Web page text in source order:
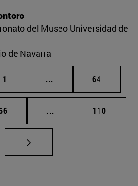
del Museo Universidad de
de Navarra
Página
1 ... Páginas intermedias
Página
64
... Páginas intermedias
Página
110